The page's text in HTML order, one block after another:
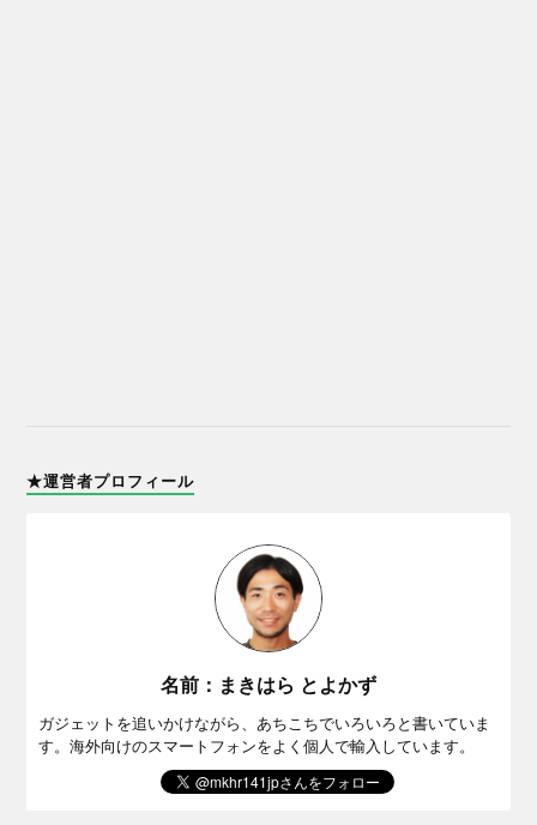
★運営者プロフィール
名前：まきはら とよかず
ガジェットを追いかけながら、あちこちでいろいろと書いていま
す。海外向けのスマートフォンをよく個人で輸入しています。